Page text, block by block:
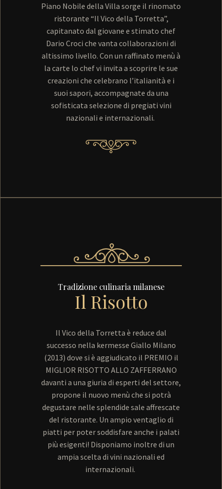
Piano Nobile della Villa sorge il rinomato
ristorante “Il Vico della Torretta”,
capitanato dal giovane e stimato chef
Dario Croci che vanta collaborazioni di
altissimo livello. Con un raffinato menù à
la carte lo chef vi invita a scoprire le sue
creazioni che celebrano l’italianità e i
suoi sapori, accompagnate da una
sofisticata selezione di pregiati vini
nazionali e internazionali.
Tradizione culinaria milanese
Il Risotto
Il Vico della Torretta è reduce dal
successo nella kermesse Giallo Milano
(2013) dove si è aggiudicato il PREMIO il
MIGLIOR RISOTTO ALLO ZAFFERRANO
davanti a una giuria di esperti del settore,
propone il nuovo menù che si potrà
degustare nelle splendide sale affrescate
del ristorante. Un ampio ventaglio di
piatti per poter soddisfare anche i palati
più esigenti! Disponiamo inoltre di un
ampia scelta di vini nazionali ed
internazionali.